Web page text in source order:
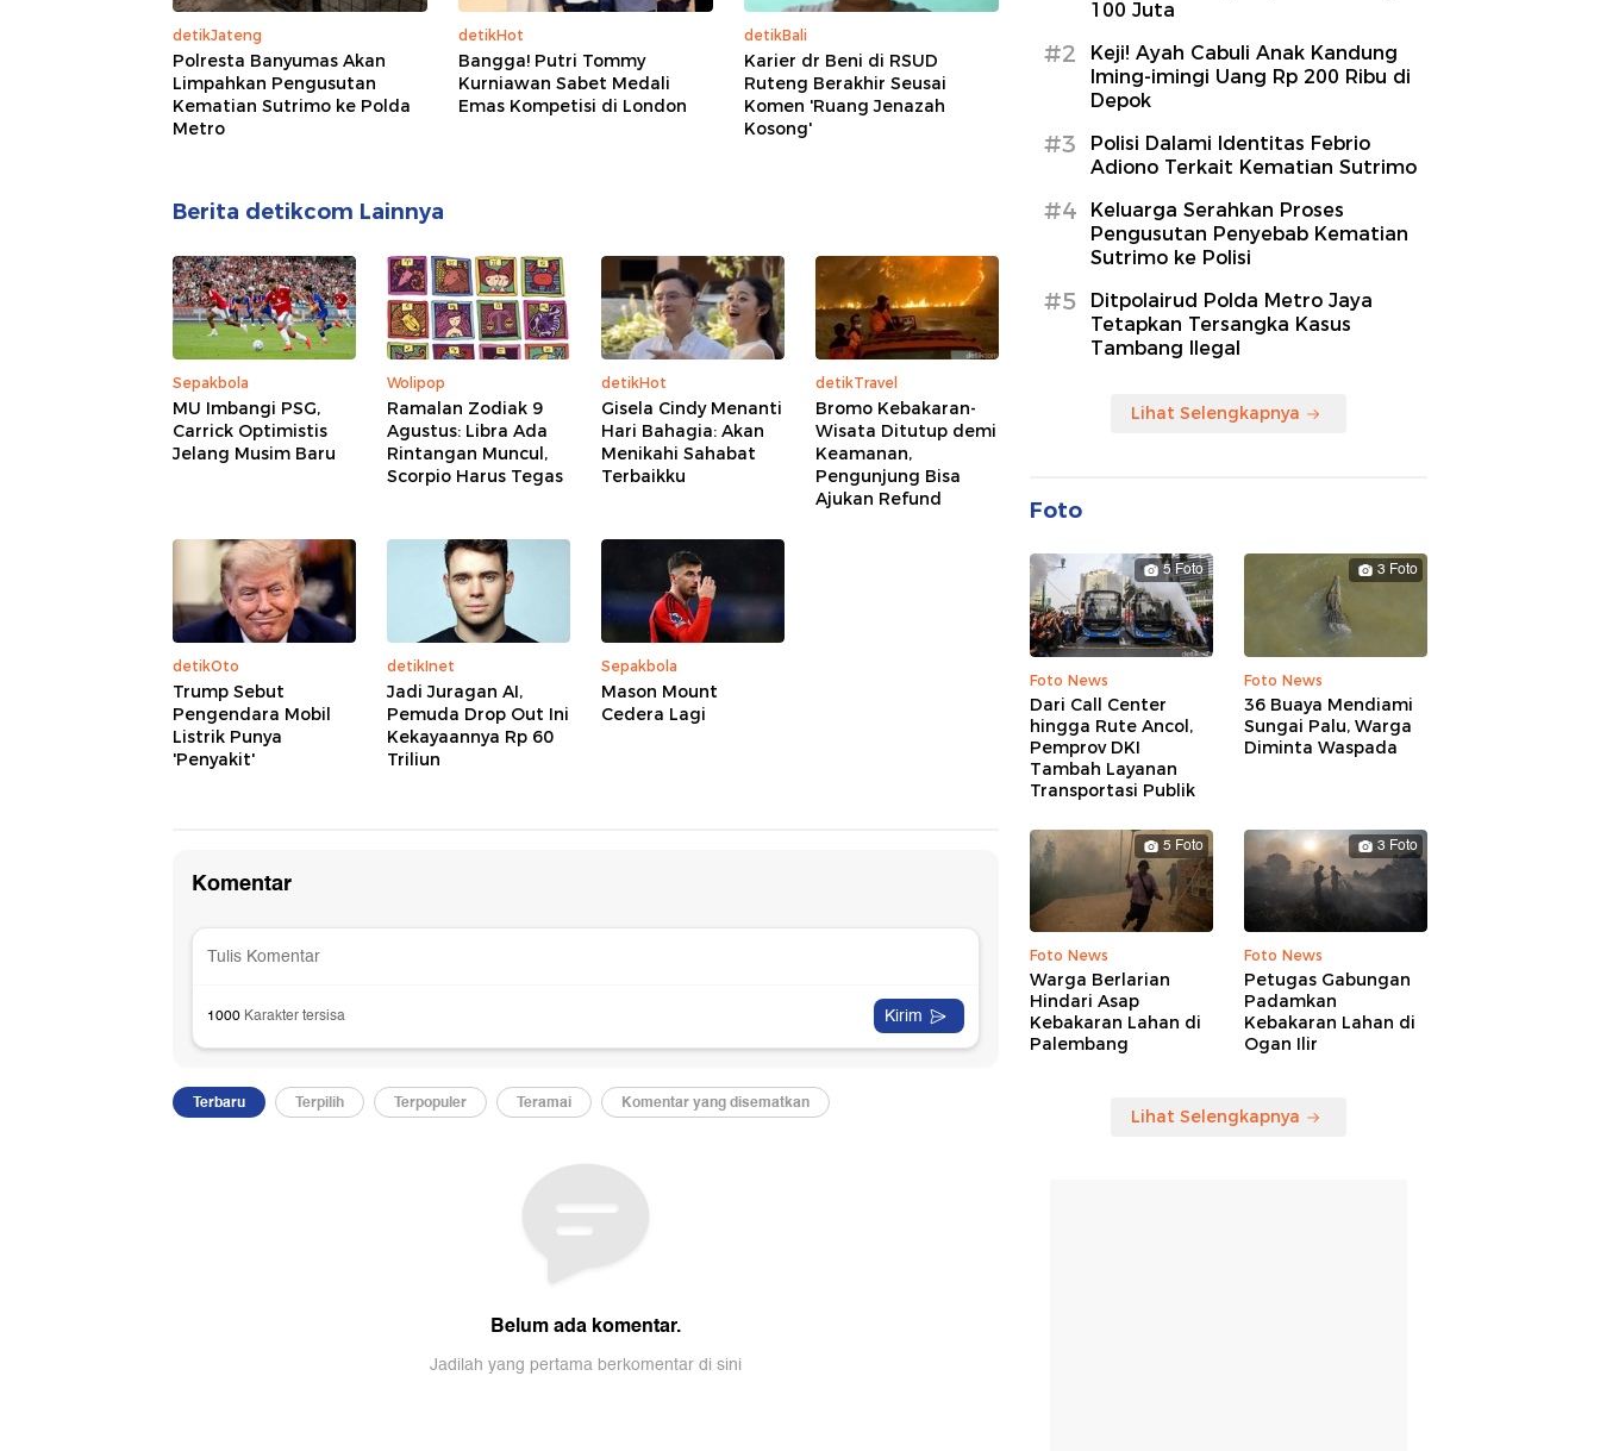
detikJateng
Polresta Banyumas Akan
Limpahkan Pengusutan
Kematian Sutrimo ke Polda
Metro
detikHot
Bangga! Putri Tommy
Kurniawan Sabet Medali
Emas Kompetisi di London
detikBali
Karier dr Beni di RSUD
Ruteng Berakhir Seusai
Komen 'Ruang Jenazah
Kosong'
Berita detikcom Lainnya
Sepakbola
MU Imbangi PSG,
Carrick Optimistis
Jelang Musim Baru
Wolipop
Ramalan Zodiak 9
Agustus: Libra Ada
Rintangan Muncul,
Scorpio Harus Tegas
detikHot
Gisela Cindy Menanti
Hari Bahagia: Akan
Menikahi Sahabat
Terbaikku
detikTravel
Bromo Kebakaran-
Wisata Ditutup demi
Keamanan,
Pengunjung Bisa
Ajukan Refund
detikOto
Trump Sebut
Pengendara Mobil
Listrik Punya
'Penyakit'
detikInet
Jadi Juragan AI,
Pemuda Drop Out Ini
Kekayaannya Rp 60
Triliun
Sepakbola
Mason Mount
Cedera Lagi
100 Juta
#2
Keji! Ayah Cabuli Anak Kandung
Iming-imingi Uang Rp 200 Ribu di
Depok
#3
Polisi Dalami Identitas Febrio
Adiono Terkait Kematian Sutrimo
#4
Keluarga Serahkan Proses
Pengusutan Penyebab Kematian
Sutrimo ke Polisi
#5
Ditpolairud Polda Metro Jaya
Tetapkan Tersangka Kasus
Tambang Ilegal
Lihat Selengkapnya
Foto
5 Foto
Foto News
Dari Call Center
hingga Rute Ancol,
Pemprov DKI
Tambah Layanan
Transportasi Publik
3 Foto
Foto News
36 Buaya Mendiami
Sungai Palu, Warga
Diminta Waspada
5 Foto
Foto News
Warga Berlarian
Hindari Asap
Kebakaran Lahan di
Palembang
3 Foto
Foto News
Petugas Gabungan
Padamkan
Kebakaran Lahan di
Ogan Ilir
Lihat Selengkapnya